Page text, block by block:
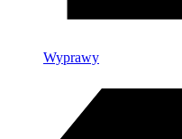
Wyprawy